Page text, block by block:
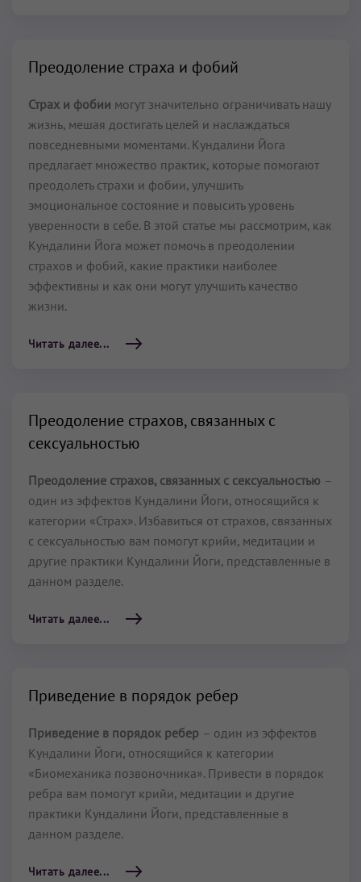
Преодоление страха и фобий
Страх и фобии могут значительно ограничивать нашу
жизнь, мешая достигать целей и наслаждаться
повседневными моментами. Кундалини Йога
предлагает множество практик, которые помогают
преодолеть страхи и фобии, улучшить
эмоциональное состояние и повысить уровень
уверенности в себе. В этой статье мы рассмотрим, как
Кундалини Йога может помочь в преодолении
страхов и фобий, какие практики наиболее
эффективны и как они могут улучшить качество
жизни.
Читать далее...
Преодоление страхов, связанных с
сексуальностью
Преодоление страхов, связанных с сексуальностью –
один из эффектов Кундалини Йоги, относящийся к
категории «Страх». Избавиться от страхов, связанных
с сексуальностью вам помогут крийи, медитации и
другие практики Кундалини Йоги, представленные в
данном разделе.
Читать далее...
Приведение в порядок ребер
Приведение в порядок ребер – один из эффектов
Кундалини Йоги, относящийся к категории
«Биомеханика позвоночника». Привести в порядок
ребра вам помогут крийи, медитации и другие
практики Кундалини Йоги, представленные в
данном разделе.
Читать далее...